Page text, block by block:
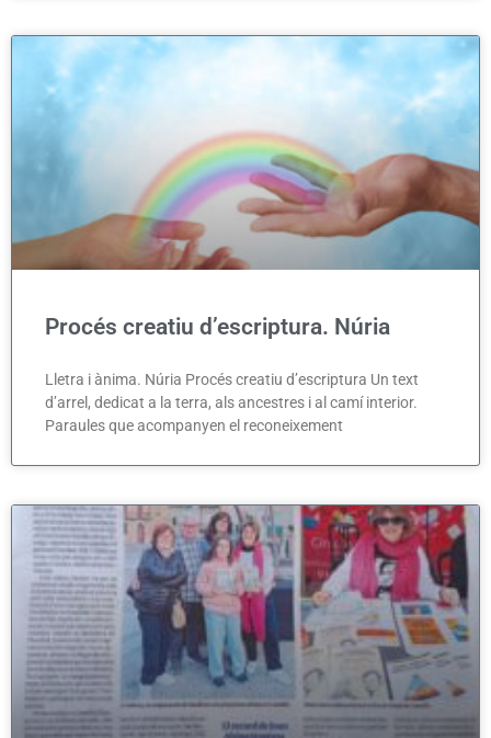
Procés creatiu d’escriptura. Núria
Lletra i ànima. Núria Procés creatiu d’escriptura Un text
d’arrel, dedicat a la terra, als ancestres i al camí interior.
Paraules que acompanyen el reconeixement